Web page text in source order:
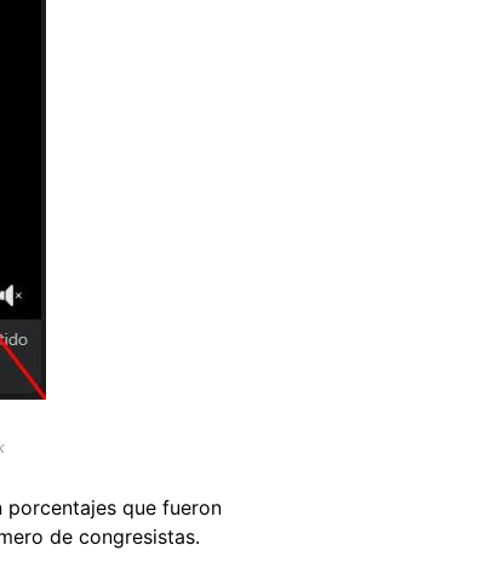
porcentajes que fueron
de congresistas.